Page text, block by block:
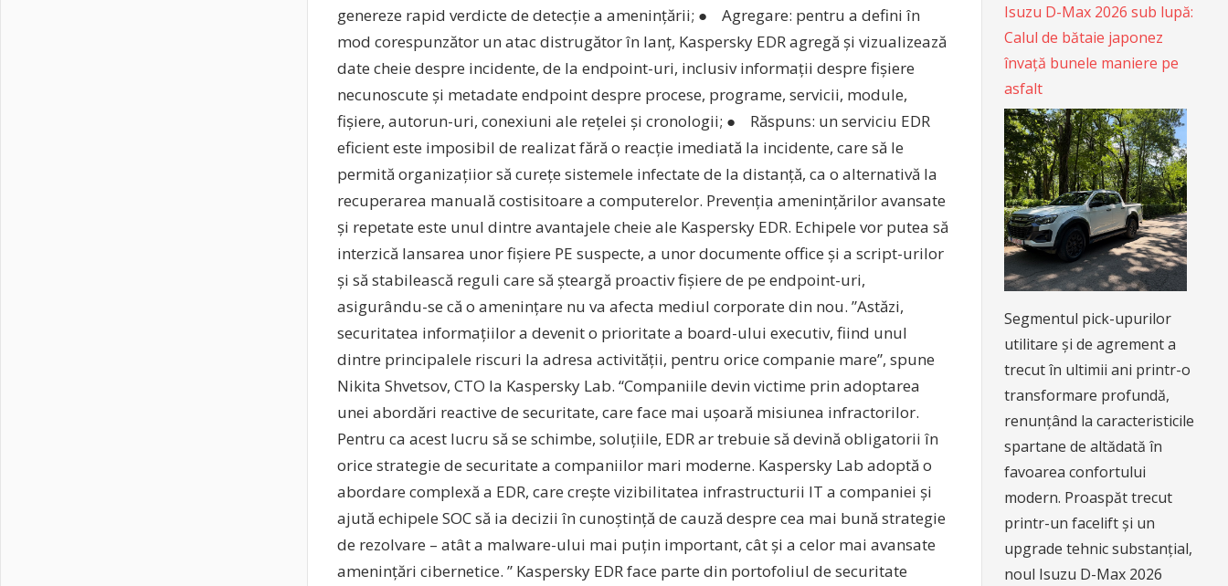
genereze rapid verdicte de detecție a amenințării; ● Agregare: pentru a defini în
mod corespunzător un atac distrugător în lanț, Kaspersky EDR agregă și vizualizează
date cheie despre incidente, de la endpoint-uri, inclusiv informații despre fișiere
necunoscute și metadate endpoint despre procese, programe, servicii, module,
fișiere, autorun-uri, conexiuni ale rețelei și cronologii; ● Răspuns: un serviciu EDR
eficient este imposibil de realizat fără o reacție imediată la incidente, care să le
permită organizațiior să curețe sistemele infectate de la distanță, ca o alternativă la
recuperarea manuală costisitoare a computerelor. Prevenția amenințărilor avansate
și repetate este unul dintre avantajele cheie ale Kaspersky EDR. Echipele vor putea să
interzică lansarea unor fișiere PE suspecte, a unor documente office și a script-urilor
și să stabilească reguli care să șteargă proactiv fișiere de pe endpoint-uri,
asigurându-se că o amenințare nu va afecta mediul corporate din nou. ”Astăzi,
securitatea informațiilor a devenit o prioritate a board-ului executiv, fiind unul
dintre principalele riscuri la adresa activității, pentru orice companie mare”, spune
Nikita Shvetsov, CTO la Kaspersky Lab. “Companiile devin victime prin adoptarea
unei abordări reactive de securitate, care face mai ușoară misiunea infractorilor.
Pentru ca acest lucru să se schimbe, soluțiile, EDR ar trebuie să devină obligatorii în
orice strategie de securitate a companiilor mari moderne. Kaspersky Lab adoptă o
abordare complexă a EDR, care crește vizibilitatea infrastructurii IT a companiei și
ajută echipele SOC să ia decizii în cunoștință de cauză despre cea mai bună strategie
de rezolvare – atât a malware-ului mai puțin important, cât și a celor mai avansate
amenințări cibernetice. ” Kaspersky EDR face parte din portofoliul de securitate
Isuzu D-Max 2026 sub lupă:
Calul de bătaie japonez
învață bunele maniere pe
asfalt
Segmentul pick-upurilor
utilitare și de agrement a
trecut în ultimii ani printr-o
transformare profundă,
renunțând la caracteristicile
spartane de altădată în
favoarea confortului
modern. Proaspăt trecut
printr-un facelift și un
upgrade tehnic substanțial,
noul Isuzu D-Max 2026